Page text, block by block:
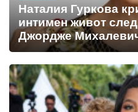
Наталия Гуркова
интимен живот
Джордже